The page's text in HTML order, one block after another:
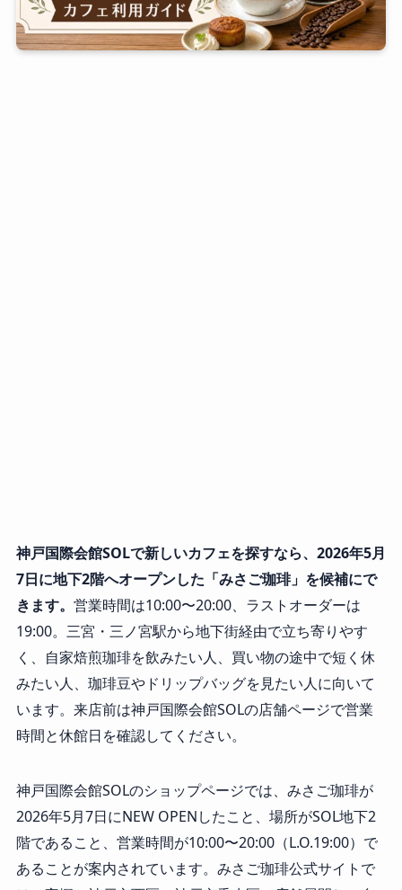
神戸国際会館SOLで新しいカフェを探すなら、2026年5月
7日に地下2階へオープンした「みさご珈琲」を候補にで
きます。 営業時間は10:00〜20:00、ラストオーダーは
19:00。三宮・三ノ宮駅から地下街経由で立ち寄りやす
く、自家焙煎珈琲を飲みたい人、買い物の途中で短く休
みたい人、珈琲豆やドリップバッグを見たい人に向いて
います。来店前は神戸国際会館SOLの店舗ページで営業
時間と休館日を確認してください。
神戸国際会館SOLのショップページでは、みさご珈琲が
2026年5月7日にNEW OPENしたこと、場所がSOL地下2
階であること、営業時間が10:00〜20:00（L.O.19:00）で
あることが案内されています。みさご珈琲公式サイトで